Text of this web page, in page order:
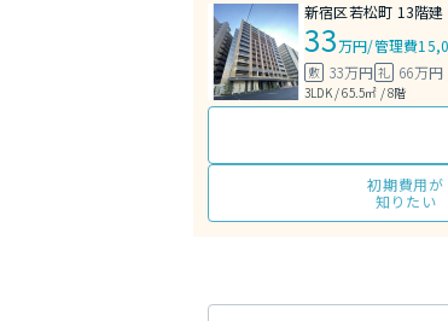
新宿区若松町 13階
33万円/管理費
敷 33万円 礼 66万円
3LDK / 65.5㎡ / 8階
初期費用が
知りたい